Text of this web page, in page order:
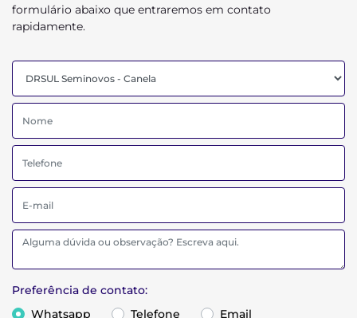
formulário abaixo que entraremos em contato
rapidamente.
Preferência de contato:
Whatsapp
Telefone Email